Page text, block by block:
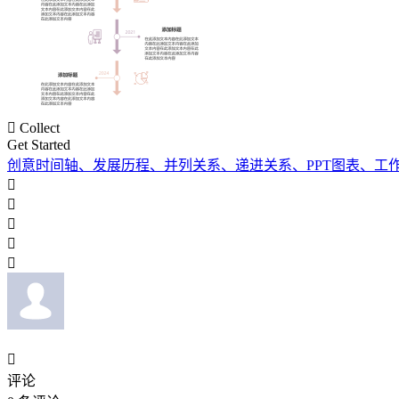
 Collect
Get Started
创意时间轴、发展历程、并列关系、递进关系、PPT图表、工






评论